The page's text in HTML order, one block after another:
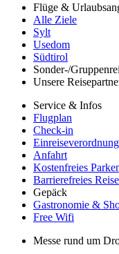
Flüge &
Alle Ziele
Sylt
Usedom
Südtirol
Sonder-/
Unsere
Service & Infos
Flugplan
Check-in
Einreiseverordnung
Anfahrt
Kostenfreies
Barrierefreies
Gepäck
Gastronomie &
Free Wifi
Messe rund um